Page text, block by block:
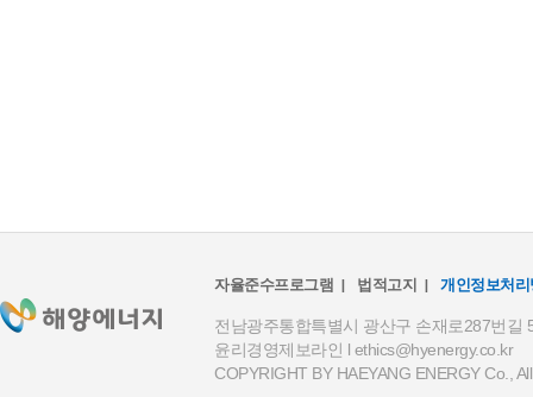
자율준수프로그램 법적고지 개인정보처리
전남광주통합특별시 광산구 손재로287번길
윤리경영제보라인 l ethics@hyenergy.co.kr
COPYRIGHT BY HAEYANG ENERGY Co.,